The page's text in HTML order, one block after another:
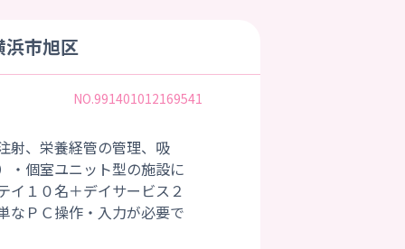
浜市旭区
NO.991401012169541
射、栄養経管の管理、吸
・個室ユニット型の施設に
イ１０名＋デイサービス２
なＰＣ操作・入力が必要で